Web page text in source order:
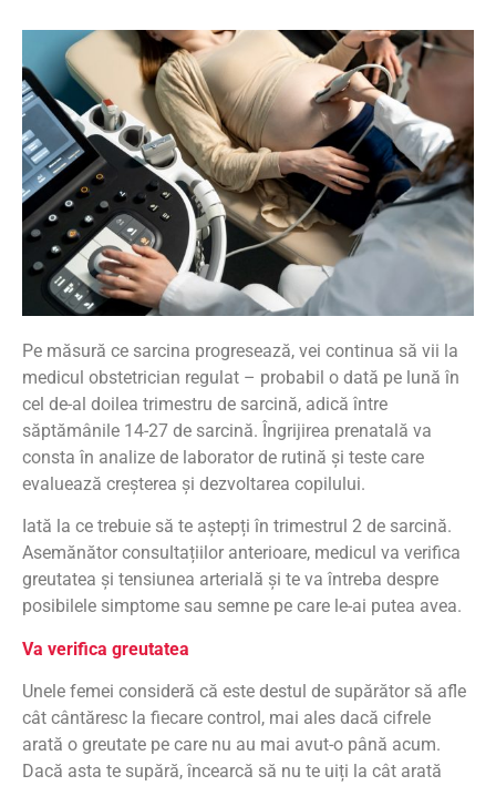
Pe măsură ce sarcina progresează, vei continua să vii la
medicul obstetrician regulat – probabil o dată pe lună în
cel de-al doilea trimestru de sarcină, adică între
săptămânile 14-27 de sarcină. Îngrijirea prenatală va
consta în analize de laborator de rutină și teste care
evaluează creșterea și dezvoltarea copilului.
Iată la ce trebuie să te aștepți în trimestrul 2 de sarcină.
Asemănător consultațiilor anterioare, medicul va verifica
greutatea și tensiunea arterială și te va întreba despre
posibilele simptome sau semne pe care le-ai putea avea.
Va verifica greutatea
Unele femei consideră că este destul de supărător să afle
cât cântăresc la fiecare control, mai ales dacă cifrele
arată o greutate pe care nu au mai avut-o până acum.
Dacă asta te supără, încearcă să nu te uiți la cât arată